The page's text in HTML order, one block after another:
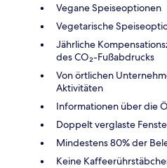
Vegane Speiseoptionen
Vegetarische
Jährliche
des CO₂-Fußabdrucks
Von örtlichen
Aktivitäten
Informationen über die
Doppelt verglaste
Mindestens 80% der
Keine